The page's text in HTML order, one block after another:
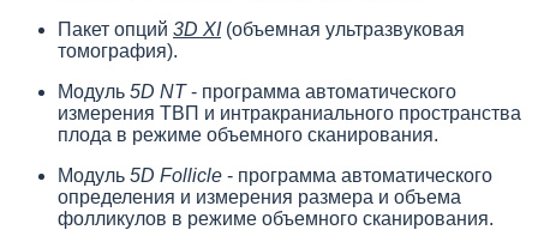
Пакет опций 3D XI (объемная ультразвуковая
томография).
Модуль 5D NT- программа автоматического
измерения ТВП и интракраниального пространства
плода в режиме объемного сканирования.
Модуль 5D Follicle - программа автоматического
определения и измерения размера и объема
фолликулов в режиме объемного сканирования.